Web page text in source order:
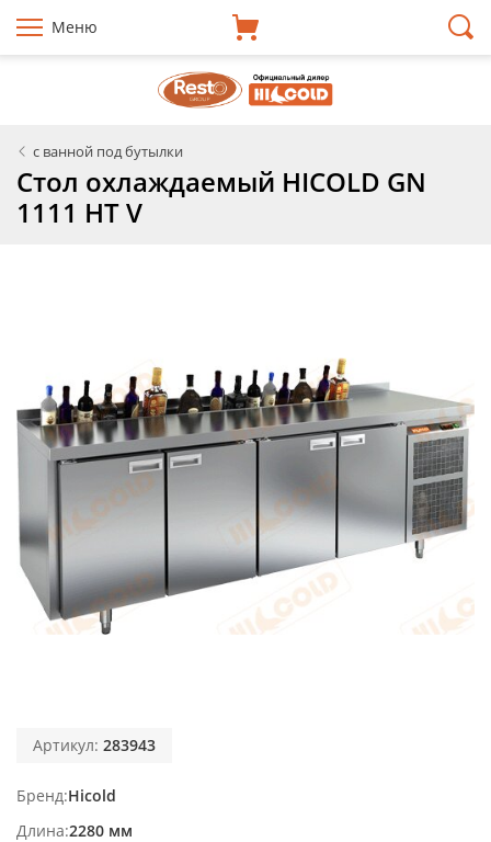
Меню
с ванной под бутылки
Стол охлаждаемый HICOLD GN
1111 HT V
Артикул: 283943
Бренд Hicold
Длина 2280 мм